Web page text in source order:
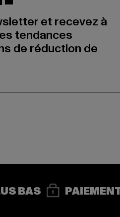
et recevez à
tendances
de réduction de
BAS